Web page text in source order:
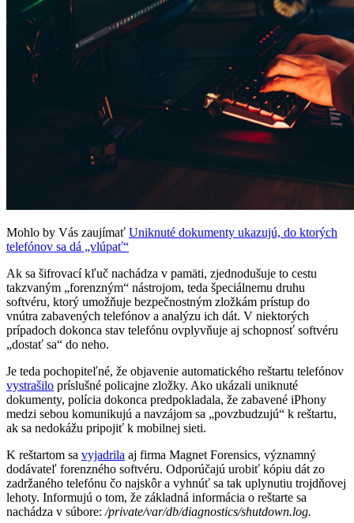
Mohlo by Vás zaujímať Uniknuté dokumenty ukazujú, do ktorých
telefónov sa dá „vlúpať“
Ak sa šifrovací kľuč nachádza v pamäti, zjednodušuje to cestu
takzvaným „forenzným“ nástrojom, teda špeciálnemu druhu
softvéru, ktorý umožňuje bezpečnostným zložkám prístup do
vnútra zabavených telefónov a analýzu ich dát. V niektorých
prípadoch dokonca stav telefónu ovplyvňuje aj schopnosť softvéru
„dostať sa“ do neho.
Je teda pochopiteľné, že objavenie automatického reštartu telefónov
vystrašilo príslušné policajne zložky. Ako ukázali uniknuté
dokumenty, polícia dokonca predpokladala, že zabavené iPhony
medzi sebou komunikujú a navzájom sa „povzbudzujú“ k reštartu,
ak sa nedokážu pripojiť k mobilnej sieti.
K reštartom sa vyjadrila aj firma Magnet Forensics, významný
dodávateľ forenzného softvéru. Odporúčajú urobiť kópiu dát zo
zadržaného telefónu čo najskôr a vyhnúť sa tak uplynutiu trojdňovej
lehoty. Informujú o tom, že základná informácia o reštarte sa
nachádza v súbore: /private/var/db/diagnostics/shutdown.log.